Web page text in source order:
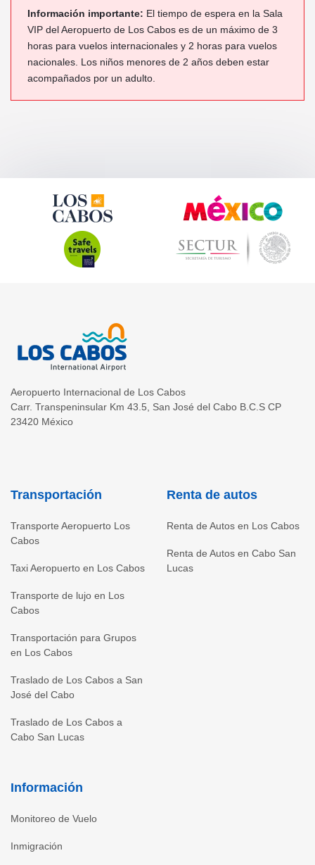
Información importante: El tiempo de espera en la Sala
VIP del Aeropuerto de Los Cabos es de un máximo de 3
horas para vuelos internacionales y 2 horas para vuelos
nacionales. Los niños menores de 2 años deben estar
acompañados por un adulto.
Aeropuerto Internacional de Los Cabos
Carr. Transpeninsular Km 43.5
San José del Cabo B.C.S CP
23420 México
Transportación
Transporte Aeropuerto Los
Cabos
Taxi Aeropuerto en Los Cabos
Transporte de lujo en Los
Cabos
Transportación para Grupos
en Los Cabos
Traslado de Los Cabos a San
José del Cabo
Traslado de Los Cabos a
Cabo San Lucas
Renta de autos
Renta de Autos en Los Cabos
Renta de Autos en Cabo San
Lucas
Información
Monitoreo de Vuelo
Inmigración